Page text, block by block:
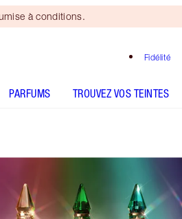
à conditions.
Fidélité
PARFUMS TROUVEZ VOS TEINTES